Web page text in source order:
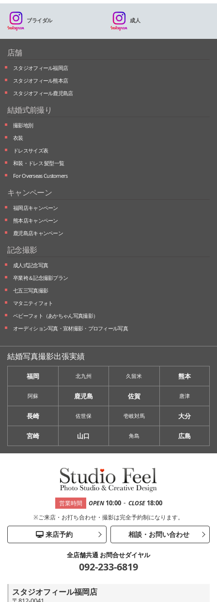
ブライダル 成人
店舗
スタジオフィール福岡店
スタジオフィール熊本店
スタジオフィール鹿児島店
結婚式前撮り
撮影地別
衣装
ドレスサイズ表
和装・ドレス 髪型一覧
For Overseas Customers
キャンペーン
福岡店キャンペーン
熊本店キャンペーン
鹿児島店キャンペーン
記念撮影
成人式記念写真
卒業袴＆記念撮影プラン
七五三写真撮影
マタニティフォト
ベビーフォト （あかちゃん写真撮影）
オーディション写真・ 宣材撮影・ プロフィール写真
結婚写真撮影出張実績
福岡 北九州 久留米 熊本
阿蘇 鹿児島 佐賀 唐津
長崎 佐世保 壱岐対馬 大分
宮崎 山口 角島 広島
営業時間 OPEN 10:00 - CLOSE 18:00
※ご来店・お打ち合わせ・撮影は完全予約制になります。
来店予約 相談・お問い合わせ
全店舗共通 お問合せダイヤル
092-233-6819
スタジオフィール福岡店